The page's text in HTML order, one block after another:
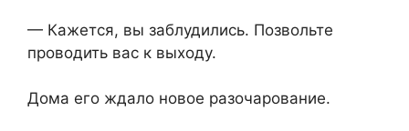
— Кажется, вы заблудились. Позвольте
проводить вас к выходу.
Дома его ждало новое разочарование.